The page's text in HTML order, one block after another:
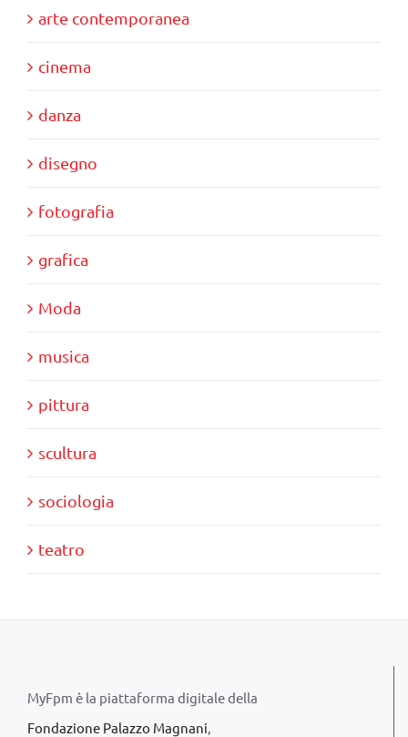
arte contemporanea
cinema
danza
disegno
fotografia
grafica
Moda
musica
pittura
scultura
sociologia
teatro
MyFpm è la piattaforma digitale della
Fondazione Palazzo Magnani,